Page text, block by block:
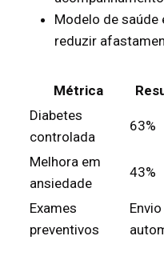
Modelo de
reduzir
Métrica
Diabetes
controlada
63%
Melhora em
ansiedade
43%
Exames
preventivos
Envio